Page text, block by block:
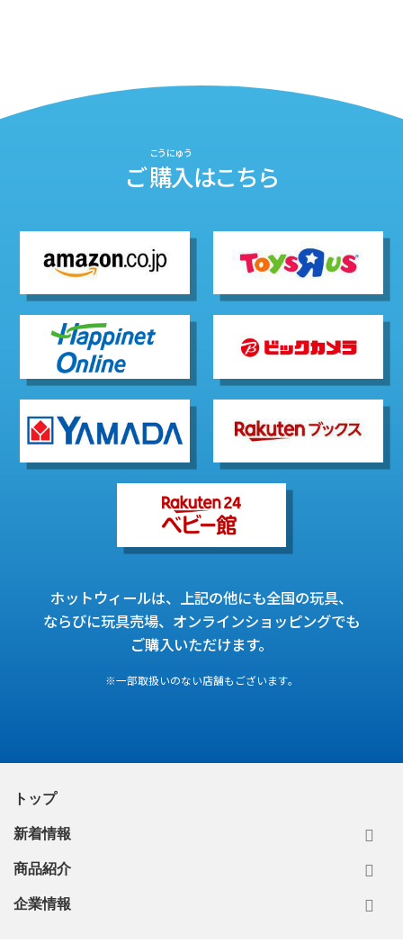
ご購入
こうにゅう
はこちら
ホットウィールは、上記の他にも全国の玩具、
ならびに玩具売場、オンラインショッピングでも
ご購入いただけます。
※一部取扱いのない店舗もございます。
トップ
新着情報
商品紹介
企業情報